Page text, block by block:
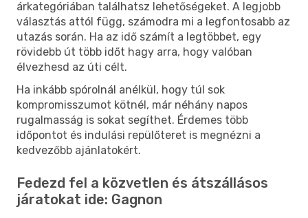
árkategóriában találhatsz lehetőségeket. A legjobb
választás attól függ, számodra mi a legfontosabb az
utazás során. Ha az idő számít a legtöbbet, egy
rövidebb út több időt hagy arra, hogy valóban
élvezhesd az úti célt.
Ha inkább spórolnál anélkül, hogy túl sok
kompromisszumot kötnél, már néhány napos
rugalmasság is sokat segíthet. Érdemes több
időpontot és indulási repülőteret is megnézni a
kedvezőbb ajánlatokért.
Fedezd fel a közvetlen és átszállásos
járatokat ide: Gagnon